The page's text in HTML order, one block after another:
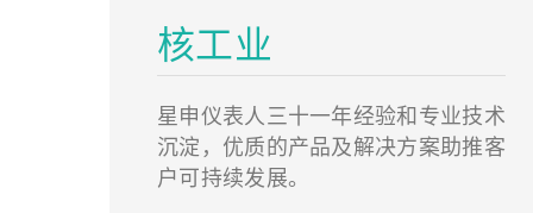
核工业
星申仪表人三十一年经验和专业技术
沉淀，优质的产品及解决方案助推客
户可持续发展。